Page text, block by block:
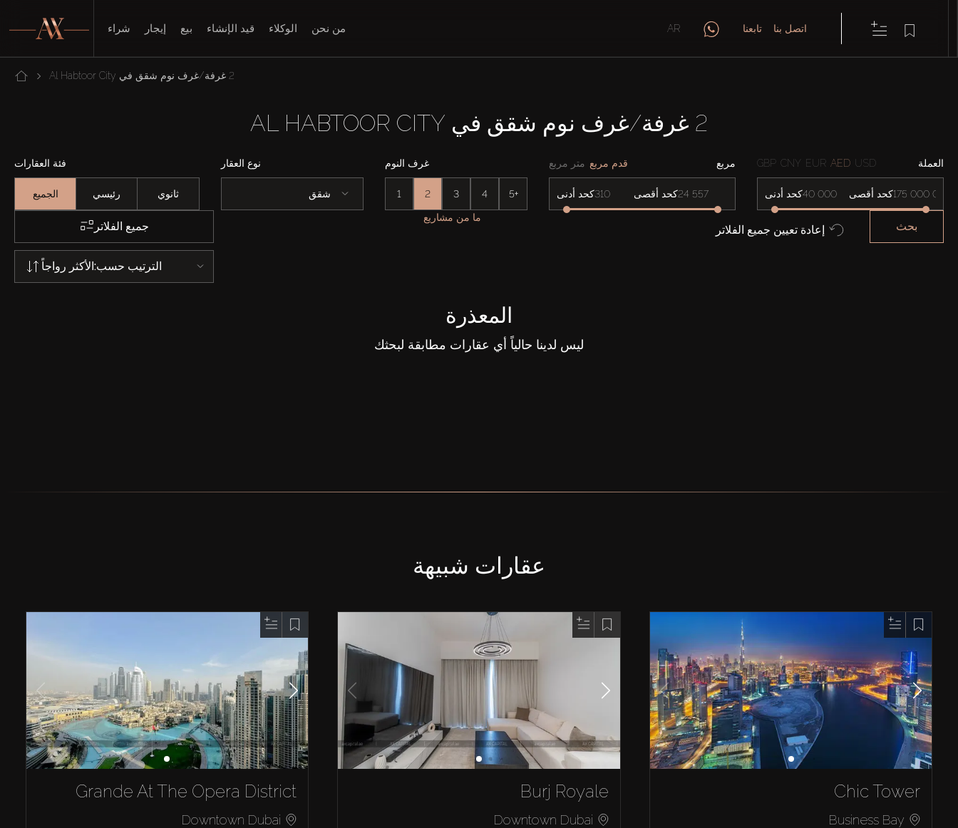
شراء إيجار بيع قيد الإنشاء الوكلاء من نحن AR تابعنا اتصل بنا
2 غرفة/غرف نوم شقق في Al Habtoor City
2 غرفة/غرف نوم شقق في AL HABTOOR CITY
فئة العقارات
الجميع رئيسي ثانوي
نوع العقار
شقق
غرف النوم
1 2 3 4 5+
مربع متر مربع قدم مربع
كحد أدنى كحد أقصى
العملة GBP CNY EUR AED USD
كحد أدنى كحد أقصى
جميع الفلاتر
ما من مشاريع
إعادة تعيين جميع الفلاتر بحث
الأكثر رواجاًالترتيب حسب:
المعذرة
ليس لدينا حالياً أي عقارات مطابقة لبحثك
عقارات شبيهة
Grande At The Opera District
Downtown Dubai
Burj Royale
Downtown Dubai
Chic Tower
Business Bay